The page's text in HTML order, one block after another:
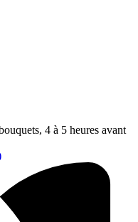
4 à 5 heures avant